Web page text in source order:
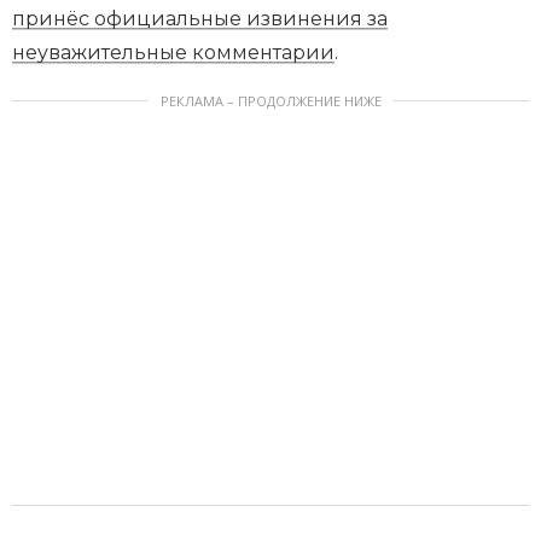
принёс официальные извинения за
неуважительные комментарии.
РЕКЛАМА – ПРОДОЛЖЕНИЕ НИЖЕ